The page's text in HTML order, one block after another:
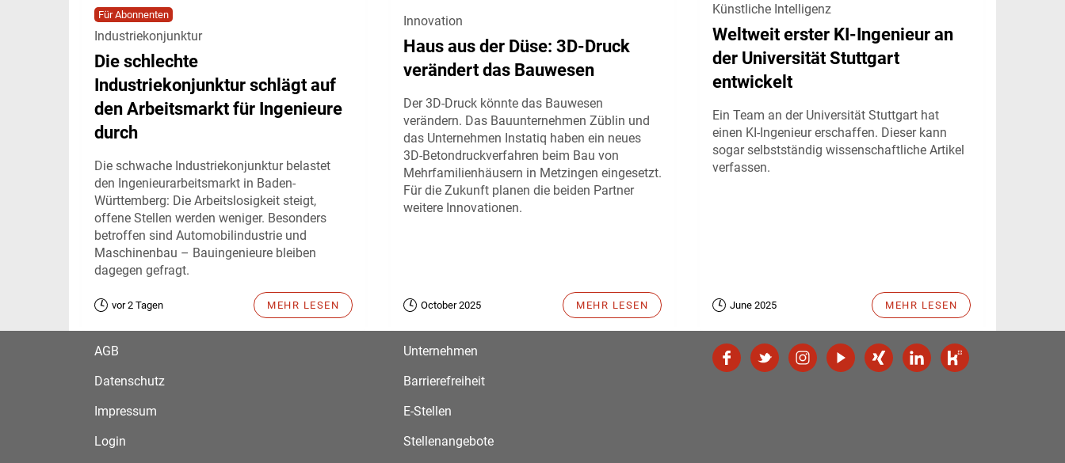
Für Abonnenten
Industriekonjunktur
Die schlechte
Industriekonjunktur schlägt auf
den Arbeitsmarkt für Ingenieure
durch
Die schwache Industriekonjunktur belastet
den Ingenieurarbeitsmarkt in Baden-
Württemberg: Die Arbeitslosigkeit steigt,
offene Stellen werden weniger. Besonders
betroffen sind Automobilindustrie und
Maschinenbau – Bauingenieure bleiben
dagegen gefragt.
vor 2 Tagen MEHR LESEN
Innovation
Haus aus der Düse: 3D-Druck
verändert das Bauwesen
Der 3D-Druck könnte das Bauwesen
verändern. Das Bauunternehmen Züblin und
das Unternehmen Instatiq haben ein neues
3D-Betondruckverfahren beim Bau von
Mehrfamilienhäusern in Metzingen eingesetzt.
Für die Zukunft planen die beiden Partner
weitere Innovationen.
October 2025 MEHR LESEN
Künstliche Intelligenz
Weltweit erster KI-Ingenieur an
der Universität Stuttgart
entwickelt
Ein Team an der Universität Stuttgart hat
einen KI-Ingenieur erschaffen. Dieser kann
sogar selbstständig wissenschaftliche Artikel
verfassen.
June 2025 MEHR LESEN
AGB
Datenschutz
Impressum
Login
Unternehmen
Barrierefreiheit
E-Stellen
Stellenangebote